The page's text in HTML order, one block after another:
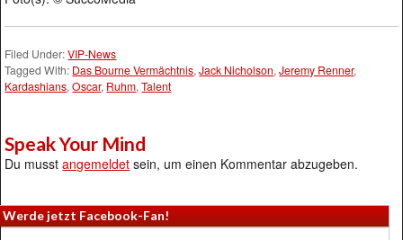
Filed Under:VIP-News
Tagged With: Das Bourne Vermächtnis,Jack Nicholson,Jeremy Renner,
Kardashians,Oscar, Ruhm,Talent
Speak Your Mind
Du musstangemeldet sein, um einen Kommentar abzugeben.
Werde jetzt Facebook-Fan!